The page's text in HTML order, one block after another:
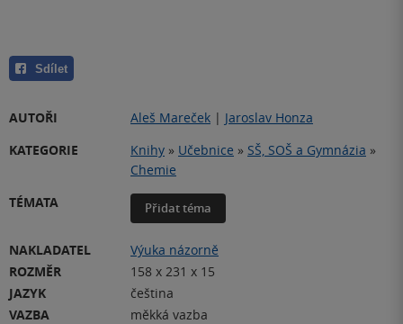
Sdílet
AUTOŘI Aleš Mareček | Jaroslav Honza
KATEGORIE
Knihy » Učebnice » SŠ, SOŠ a Gymnázia »
Chemie
TÉMATA
Přidat téma
NAKLADATEL
Výuka názorně
ROZMĚR
158 x 231 x 15
JAZYK
čeština
VAZBA
měkká vazba